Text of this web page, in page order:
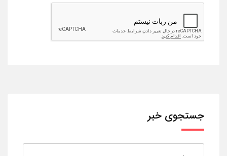
جستجوی خبر